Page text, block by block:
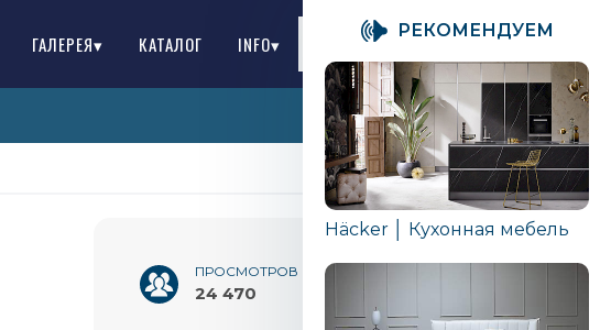
ГАЛЕРЕЯ▾ КАТАЛОГ INFO▾ RU
ПРОСМОТРОВ
24 470
PЕКОМЕНДУЕМ
Häcker │ Кухонная мебель